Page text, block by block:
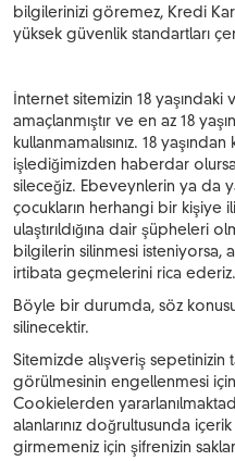
bilgilerinizi göremez, Kredi
yüksek güvenlik standartları
İnternet sitemizin 18
amaçlanmıştır ve en az 18
kullanmamalısınız. 18
işlediğimizden haberdar
sileceğiz. Ebeveynlerin ya da
çocukların herhangi bir kişiye
ulaştırıldığına dair şüpheleri
bilgilerin silinmesi isteniyorsa,
irtibata geçmelerini rica ederiz.
Böyle bir durumda, söz
silinecektir.
Sitemizde alışveriş sepetinizin
görülmesinin engellenmesi
Cookielerden
alanlarınız doğrultusunda
girmemeniz için şifrenizin